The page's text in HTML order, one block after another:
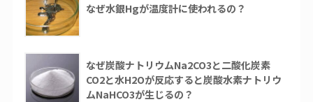
なぜ水銀Hgが温度計に使われるの？
なぜ炭酸ナトリウムNa2CO3と二酸化炭素
CO2と水H2Oが反応すると炭酸水素ナトリウ
ムNaHCO3が生じるの？